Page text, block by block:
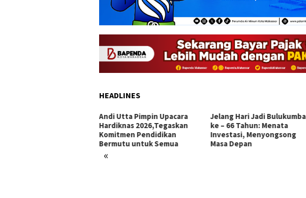
HEADLINES
«
Jelang Hari Jadi Bulukumba
ke – 66 Tahun: Menata
Investasi, Menyongsong
Masa Depan
Ini Disampaikan Andi
Makkasau Saat Membuka
Porseni KSP Berkat